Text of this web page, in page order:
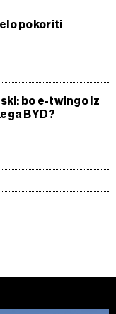
pokoriti
bo e-twingo iz
BYD?